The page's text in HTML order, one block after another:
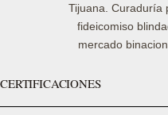
Tijuana. Curaduría
fideicomiso
mercado
CERTIFICACIONES